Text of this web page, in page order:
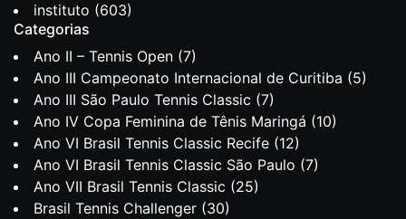
instituto (603)
Categorias
Ano II – Tennis Open (7)
Ano III Campeonato Internacional de Curitiba (5)
Ano III São Paulo Tennis Classic (7)
Ano IV Copa Feminina de Tênis Maringá (10)
Ano VI Brasil Tennis Classic Recife (12)
Ano VI Brasil Tennis Classic São Paulo (7)
Ano VII Brasil Tennis Classic (25)
Brasil Tennis Challenger (30)